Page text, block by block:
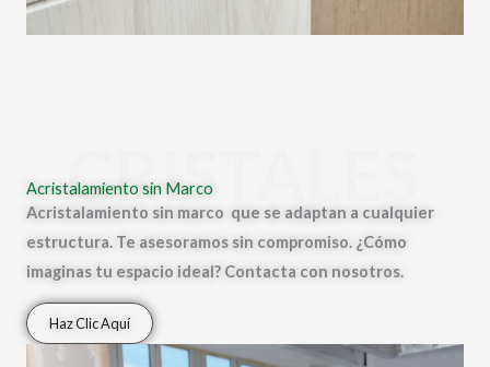
CRISTALES
Acristalamiento sin Marco
Acristalamiento sin marco que se adaptan a cualquier
estructura. Te asesoramos sin compromiso. ¿Cómo
imaginas tu espacio ideal? Contacta con nosotros.
Haz Clic Aquí